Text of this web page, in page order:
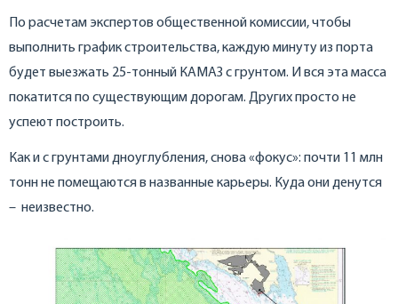
По расчетам экспертов общественной комиссии, чтобы
выполнить график строительства, каждую минуту из порта
будет выезжать 25-тонный КАМАЗ с грунтом. И вся эта масса
покатится по существующим дорогам. Других просто не
успеют построить.
Как и с грунтами дноуглубления, снова «фокус»: почти 11 млн
тонн не помещаются в названные карьеры. Куда они денутся
– неизвестно.